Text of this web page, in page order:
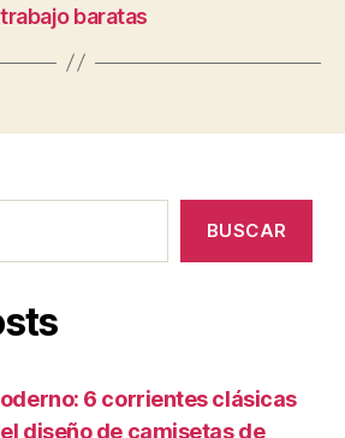
baratas
BUSCAR
6 corrientes clásicas
diseño de camisetas de